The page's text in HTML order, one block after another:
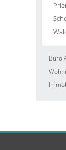
Büro